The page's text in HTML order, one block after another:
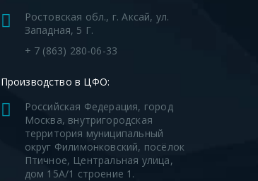
Ростовская обл., г. Аксай, ул.
Западная, 5 Г.
+ 7 (863) 280-06-33
Производство в ЦФО:
Российская Федерация, город
Москва, внутригородская
территория муниципальный
округ Филимонковский, посёлок
Птичное, Центральная улица,
дом 15А/1 строение 1.